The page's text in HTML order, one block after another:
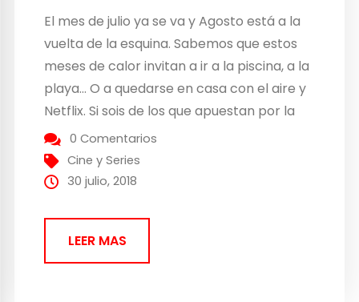
El mes de julio ya se va y Agosto está a la
vuelta de la esquina. Sabemos que estos
meses de calor invitan a ir a la piscina, a la
playa… O a quedarse en casa con el aire y
Netflix. Si sois de los que apuestan por la
última opción, Netflix tiene una gran...
0 Comentarios
Cine y Series
30 julio, 2018
LEER MAS